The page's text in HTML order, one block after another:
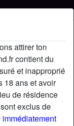
attirer ton
contient du
et inapproprié
18 ans et avoir
de résidence
exclus de